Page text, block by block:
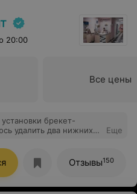
20:00
Все цены
брекет-
удалить два нижних
и это было самое
специалист с
на высшем уровне и
очень приятно
и добрые.
Еще
Отзывы150